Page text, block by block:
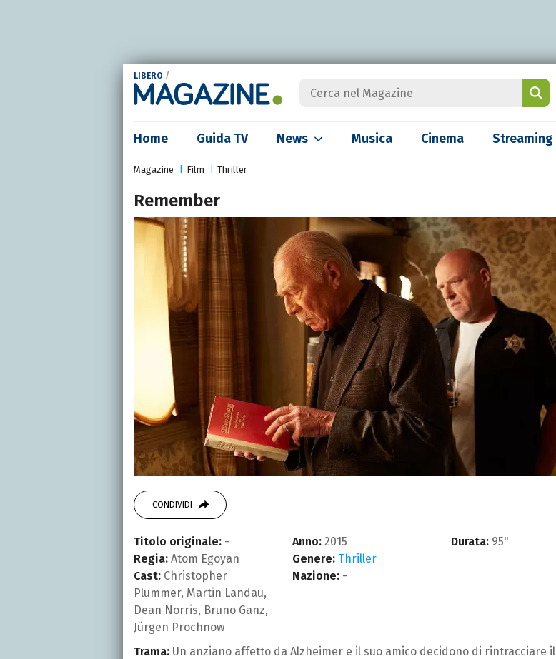
LIBERO /
Home Guida TV News Musica Cinema Streaming
Magazine Film Thriller
Remember
CONDIVIDI
Titolo originale: -
Regia: Atom Egoyan
Cast: Christopher
Plummer, Martin Landau,
Dean Norris, Bruno Ganz,
Jürgen Prochnow
Anno: 2015
Genere: Thriller
Nazione: -
Durata: 95"
Trama: Un anziano affetto da Alzheimer e il suo amico decidono di rintracciare il